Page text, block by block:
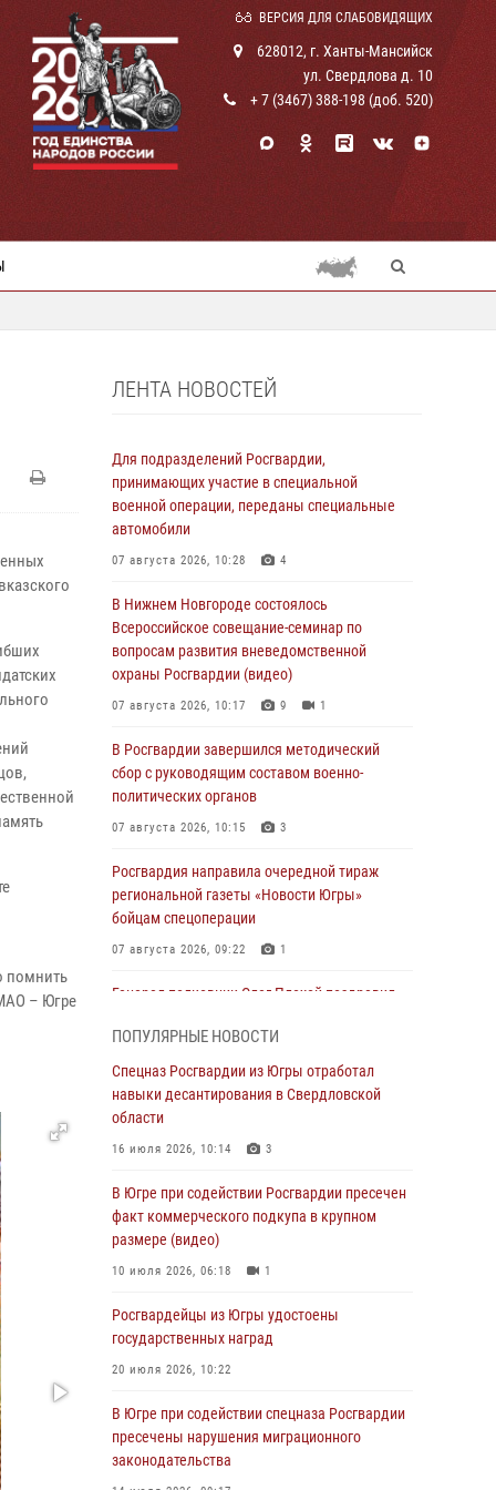
ВЕРСИЯ ДЛЯ СЛАБОВИДЯЩИХ
628012, г. Ханты-Мансийск
ул. Свердлова д. 10
+ 7 (3467) 388-198 (доб. 520)
помнить
– Югре
ЛЕНТА НОВОСТЕЙ
Для подразделений Росгвардии,
принимающих участие в специальной
военной операции, переданы специальные
автомобили
07 августа 2026, 10:28 4
В Нижнем Новгороде состоялось
Всероссийское совещание-семинар по
вопросам развития вневедомственной
охраны Росгвардии (видео)
07 августа 2026, 10:17 9 1
В Росгвардии завершился методический
сбор с руководящим составом военно-
политических органов
07 августа 2026, 10:15 3
Росгвардия направила очередной тираж
региональной газеты «Новости Югры»
бойцам спецоперации
07 августа 2026, 09:22 1
Генерал-полковник Олег Плохой поздравил
подразделений Росгвардии с
профессиональным праздником
07 августа 2026, 06:02
Делегация МВД Республики Беларусь
работы Росгвардии в Москве (видео)
06 августа 2026, 11:29 5 1
06 августа 2026, 11:28
армии Ивана Кирилловича Яковлева
06 августа 2026, 11:26 6
ПОПУЛЯРНЫЕ НОВОСТИ
Спецназ Росгвардии из Югры отработал
навыки десантирования в Свердловской
области
16 июля 2026, 10:14 3
В Югре при содействии Росгвардии пресечен
факт коммерческого подкупа в крупном
размере (видео)
10 июля 2026, 06:18 1
Росгвардейцы из Югры удостоены
государственных наград
20 июля 2026, 10:22
В Югре при содействии спецназа Росгвардии
пресечены нарушения миграционного
законодательства